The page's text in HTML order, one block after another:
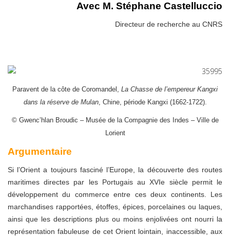
Avec M. Stéphane Castelluccio
Directeur de recherche au CNRS
Paravent de la côte de Coromandel, La Chasse de l’empereur Kangxi
dans la réserve de Mulan, Chine, période Kangxi (1662-1722).
© Gwenc’hlan Broudic – Musée de la Compagnie des Indes – Ville de
Lorient
Argumentaire
Si l’Orient a toujours fasciné l’Europe, la découverte des routes
maritimes directes par les Portugais au XVIe siècle permit le
développement du commerce entre ces deux continents. Les
marchandises rapportées, étoffes, épices, porcelaines ou laques,
ainsi que les descriptions plus ou moins enjolivées ont nourri la
représentation fabuleuse de cet Orient lointain, inaccessible, aux